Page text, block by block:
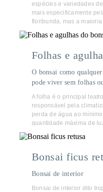
espécies e variedades
mais especificamente
floribunda, mas a
Folhas e
O bonsai como
pode viver sem folhas
A folha é o principal
responsável pela
perda de água ao
quantidade máxima de
Bonsai ficus
Bonsai de interior
Bonsai de interior dito